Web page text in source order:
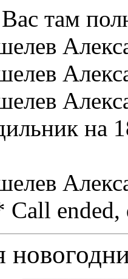
там
на